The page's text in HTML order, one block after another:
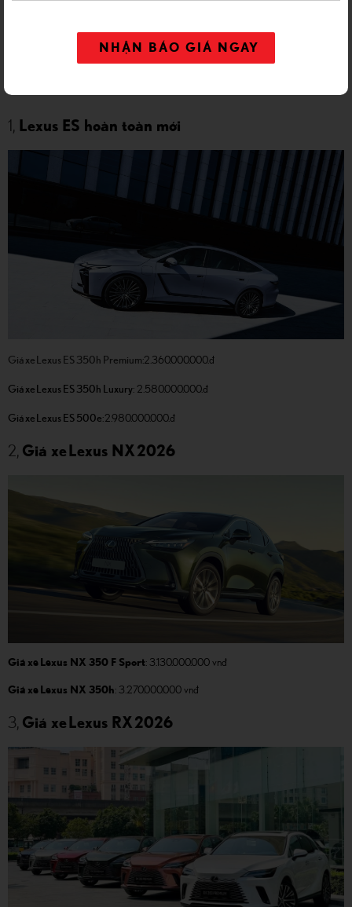
Nhận thông tin đặt hàng Lexus ES hoàn toàn mới
1, Lexus ES hoàn toàn mới
Giá xe Lexus ES 350h Premium:2.360.000.000.đ
Giá xe Lexus ES 350h Luxury: 2.580.000.000.đ
Giá xe Lexus ES 500e: 2.980.000.000.đ
2, Giá xe Lexus NX 2026
Giá xe Lexus NX 350 F Sport: 3.130.000.000 vnđ
Giá xe Lexus NX 350h: 3.270.000.000 vnđ
3, Giá xe Lexus RX 2026
NHẬN BÁO GIÁ NGAY